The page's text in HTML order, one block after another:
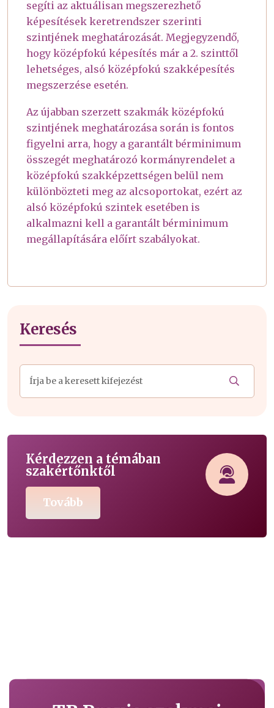
segíti az aktuálisan megszerezhető
képesítések keretrendszer szerinti
szintjének meghatározását. Megjegyzendő,
hogy középfokú képesítés már a 2. szinttől
lehetséges, alsó középfokú szakképesítés
megszerzése esetén.
Az újabban szerzett szakmák középfokú
szintjének meghatározása során is fontos
figyelni arra, hogy a garantált bérminimum
összegét meghatározó kormányrendelet a
középfokú szakképzettségen belül nem
különbözteti meg az alcsoportokat, ezért az
alsó középfokú szintek esetében is
alkalmazni kell a garantált bérminimum
megállapítására előírt szabályokat.
Keresés
Kérdezzen a témában
szakértőnktől
Tovább